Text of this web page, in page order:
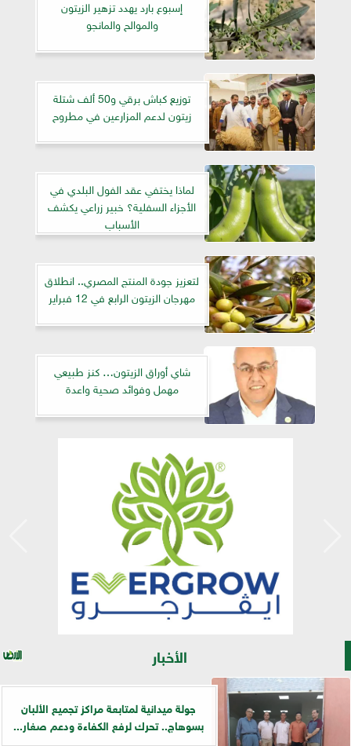
إسبوع بارد يهدد تزهير الزيتون
والموالح والمانجو
توزيع كباش برقي و50 ألف شتلة
زيتون لدعم المزارعين في مطروح
لماذا يختفي عقد الفول البلدي في
الأجزاء السفلية؟ خبير زراعي يكشف
الأسباب
لتعزيز جودة المنتج المصري.. انطلاق
مهرجان الزيتون الرابع في 12 فبراير
شاي أوراق الزيتون… كنز طبيعي
مهمل وفوائد صحية واعدة
الأخبار
جولة ميدانية لمتابعة مراكز تجميع الألبان
بسوهاج.. تحرك لرفع الكفاءة ودعم صغار...